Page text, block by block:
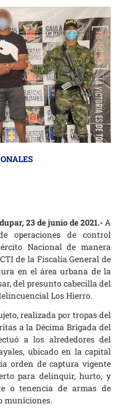
23 de junio de 2021.- A
operaciones de control
Nacional de manera
de la Fiscalía General de
en el área urbana de la
del presunto cabecilla del
Los Hierro.
realizada por tropas del
a la Décima Brigada del
a los alrededores del
ubicado en la capital
orden de captura vigente
para delinquir, hurto, y
o tenencia de armas de
municiones.